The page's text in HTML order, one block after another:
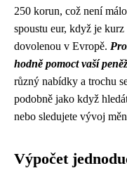
250 korun, což není
spoustu eur, když je
dovolenou v Evropě.
hodně pomoct vaší
různý nabídky a trochu
podobně jako když
nebo sledujete vývoj
Výpočet